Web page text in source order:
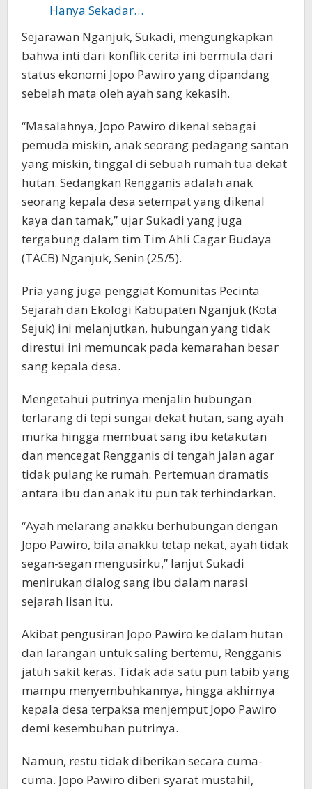
Hanya Sekadar…
Sejarawan Nganjuk, Sukadi, mengungkapkan
bahwa inti dari konflik cerita ini bermula dari
status ekonomi Jopo Pawiro yang dipandang
sebelah mata oleh ayah sang kekasih.
“Masalahnya, Jopo Pawiro dikenal sebagai
pemuda miskin, anak seorang pedagang santan
yang miskin, tinggal di sebuah rumah tua dekat
hutan. Sedangkan Rengganis adalah anak
seorang kepala desa setempat yang dikenal
kaya dan tamak,” ujar Sukadi yang juga
tergabung dalam tim Tim Ahli Cagar Budaya
(TACB) Nganjuk, Senin (25/5).
Pria yang juga penggiat Komunitas Pecinta
Sejarah dan Ekologi Kabupaten Nganjuk (Kota
Sejuk) ini melanjutkan, hubungan yang tidak
direstui ini memuncak pada kemarahan besar
sang kepala desa.
Mengetahui putrinya menjalin hubungan
terlarang di tepi sungai dekat hutan, sang ayah
murka hingga membuat sang ibu ketakutan
dan mencegat Rengganis di tengah jalan agar
tidak pulang ke rumah. Pertemuan dramatis
antara ibu dan anak itu pun tak terhindarkan.
“Ayah melarang anakku berhubungan dengan
Jopo Pawiro, bila anakku tetap nekat, ayah tidak
segan-segan mengusirku,” lanjut Sukadi
menirukan dialog sang ibu dalam narasi
sejarah lisan itu.
Akibat pengusiran Jopo Pawiro ke dalam hutan
dan larangan untuk saling bertemu, Rengganis
jatuh sakit keras. Tidak ada satu pun tabib yang
mampu menyembuhkannya, hingga akhirnya
kepala desa terpaksa menjemput Jopo Pawiro
demi kesembuhan putrinya.
Namun, restu tidak diberikan secara cuma-
cuma. Jopo Pawiro diberi syarat mustahil,